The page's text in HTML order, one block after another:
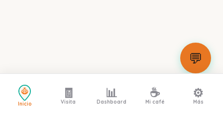
💬
Inicio
🧾
Visita
📊
Dashboard
☕
Mi café
⚙️
Más